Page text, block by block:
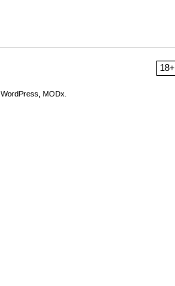
18+
WordPress, MODx.